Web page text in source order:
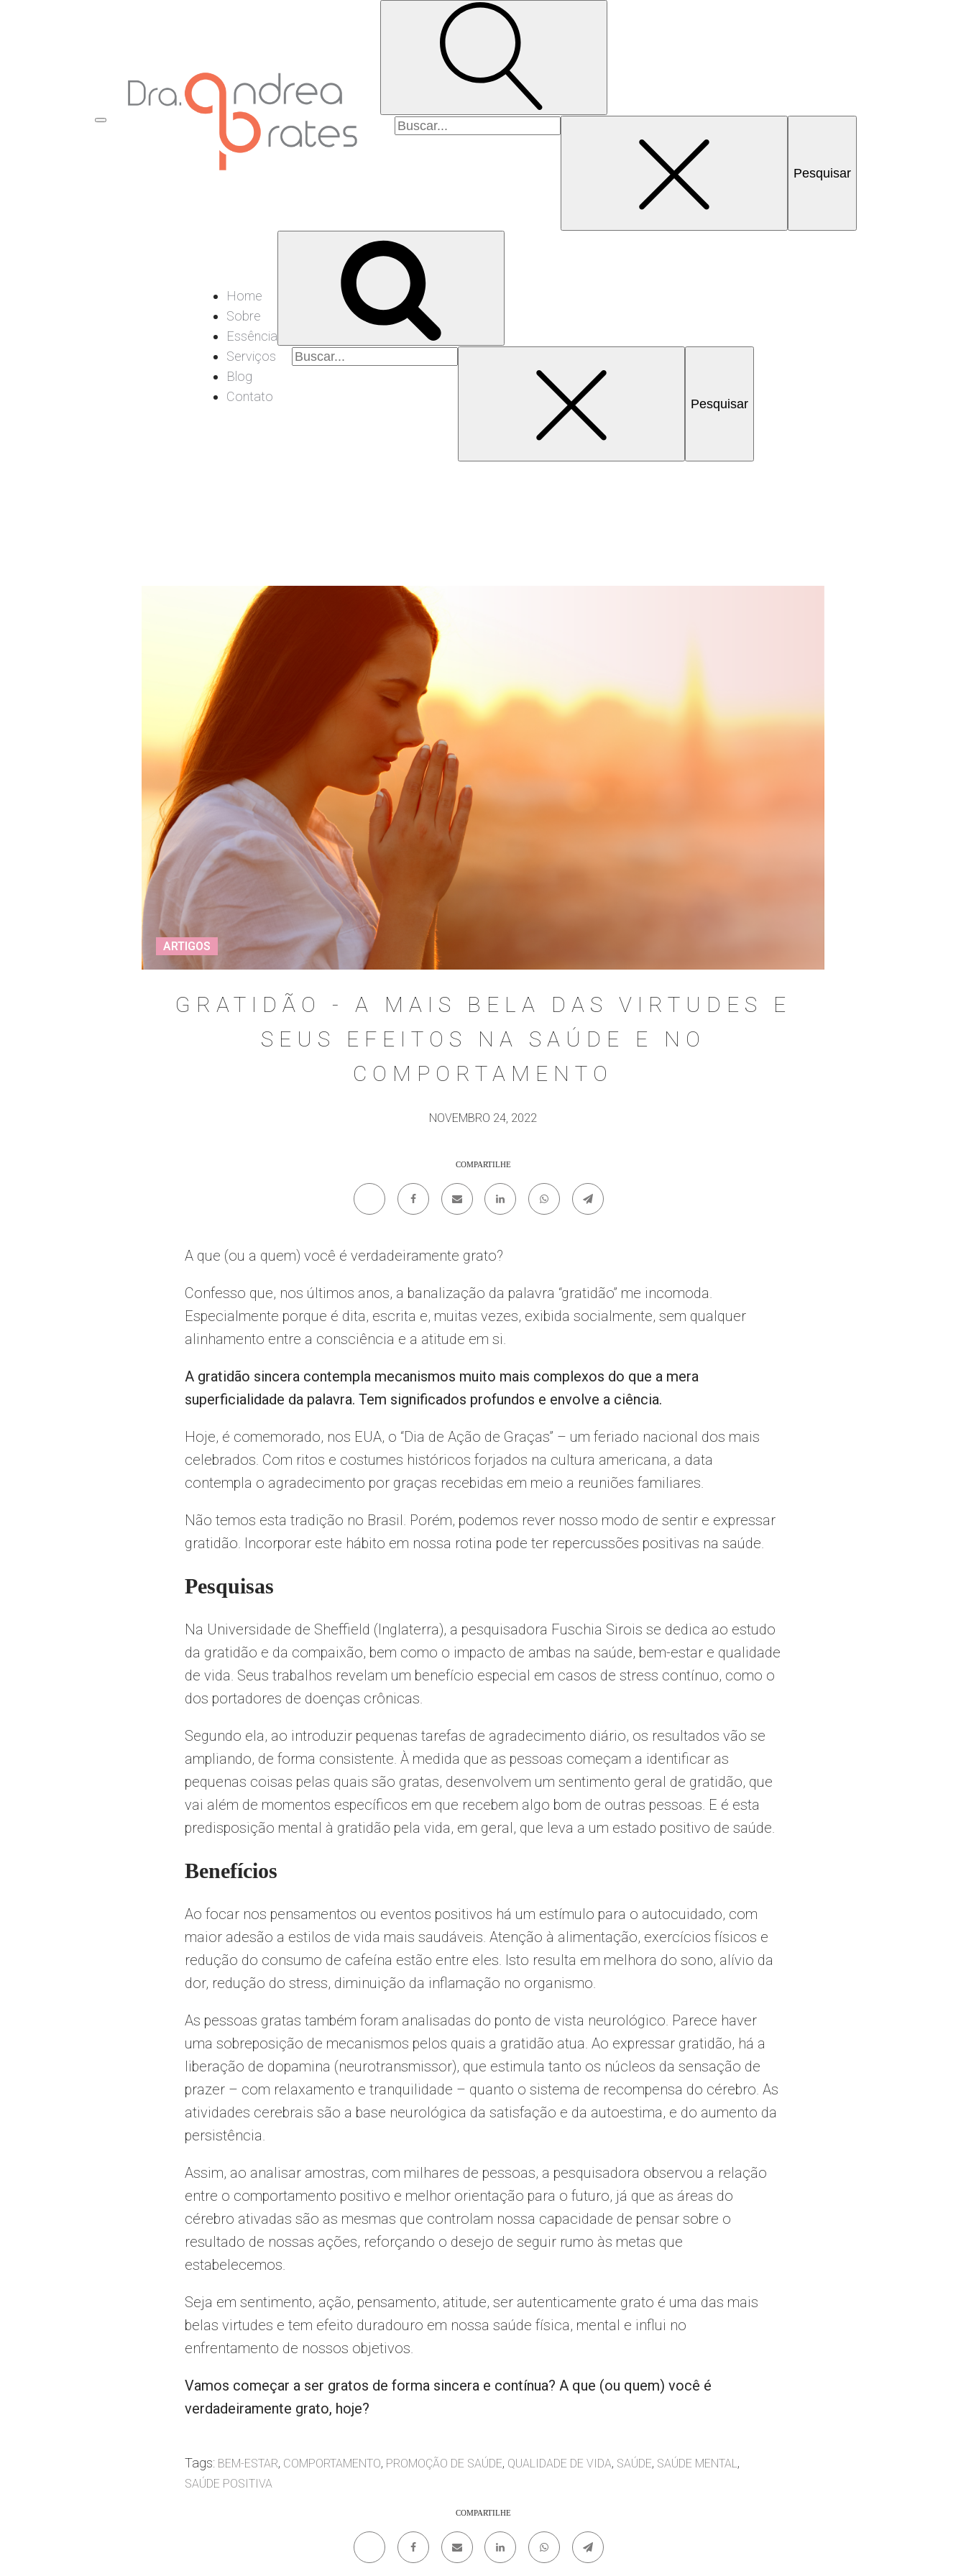
Pesquisar
Home
Sobre
Essência
Serviços
Blog
Contato
Pesquisar
ARTIGOS
GRATIDÃO - A MAIS BELA DAS VIRTUDES E
SEUS EFEITOS NA SAÚDE E NO
COMPORTAMENTO
NOVEMBRO 24, 2022
COMPARTILHE
A que (ou a quem) você é verdadeiramente grato?
Confesso que, nos últimos anos, a banalização da palavra “gratidão” me incomoda.
Especialmente porque é dita, escrita e, muitas vezes, exibida socialmente, sem qualquer
alinhamento entre a consciência e a atitude em si.
A gratidão sincera contempla mecanismos muito mais complexos do que a mera
superficialidade da palavra. Tem significados profundos e envolve a ciência.
Hoje, é comemorado, nos EUA, o “Dia de Ação de Graças” – um feriado nacional dos mais
celebrados. Com ritos e costumes históricos forjados na cultura americana, a data
contempla o agradecimento por graças recebidas em meio a reuniões familiares.
Não temos esta tradição no Brasil. Porém, podemos rever nosso modo de sentir e expressar
gratidão. Incorporar este hábito em nossa rotina pode ter repercussões positivas na saúde.
Pesquisas
Na Universidade de Sheffield (Inglaterra), a pesquisadora Fuschia Sirois se dedica ao estudo
da gratidão e da compaixão, bem como o impacto de ambas na saúde, bem-estar e qualidade
de vida. Seus trabalhos revelam um benefício especial em casos de stress contínuo, como o
dos portadores de doenças crônicas.
Segundo ela, ao introduzir pequenas tarefas de agradecimento diário, os resultados vão se
ampliando, de forma consistente. À medida que as pessoas começam a identificar as
pequenas coisas pelas quais são gratas, desenvolvem um sentimento geral de gratidão, que
vai além de momentos específicos em que recebem algo bom de outras pessoas. E é esta
predisposição mental à gratidão pela vida, em geral, que leva a um estado positivo de saúde.
Benefícios
Ao focar nos pensamentos ou eventos positivos há um estímulo para o autocuidado, com
maior adesão a estilos de vida mais saudáveis. Atenção à alimentação, exercícios físicos e
redução do consumo de cafeína estão entre eles. Isto resulta em melhora do sono, alívio da
dor, redução do stress, diminuição da inflamação no organismo.
As pessoas gratas também foram analisadas do ponto de vista neurológico. Parece haver
uma sobreposição de mecanismos pelos quais a gratidão atua. Ao expressar gratidão, há a
liberação de dopamina (neurotransmissor), que estimula tanto os núcleos da sensação de
prazer – com relaxamento e tranquilidade – quanto o sistema de recompensa do cérebro. As
atividades cerebrais são a base neurológica da satisfação e da autoestima, e do aumento da
persistência.
Assim, ao analisar amostras, com milhares de pessoas, a pesquisadora observou a relação
entre o comportamento positivo e melhor orientação para o futuro, já que as áreas do
cérebro ativadas são as mesmas que controlam nossa capacidade de pensar sobre o
resultado de nossas ações, reforçando o desejo de seguir rumo às metas que
estabelecemos.
Seja em sentimento, ação, pensamento, atitude, ser autenticamente grato é uma das mais
belas virtudes e tem efeito duradouro em nossa saúde física, mental e influi no
enfrentamento de nossos objetivos.
Vamos começar a ser gratos de forma sincera e contínua? A que (ou quem) você é
verdadeiramente grato, hoje?
Tags: BEM-ESTAR, COMPORTAMENTO, PROMOÇÃO DE SAÚDE, QUALIDADE DE VIDA, SAÚDE, SAÚDE MENTAL,
SAÚDE POSITIVA
COMPARTILHE